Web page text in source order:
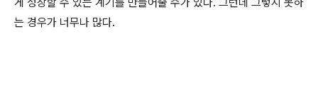
는 경우가 너무나 많다.